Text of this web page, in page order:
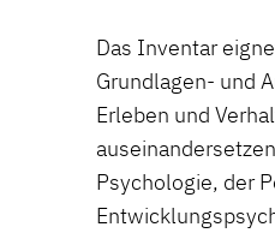
Das Inventar
Grundlagen- und
Erleben und
Psychologie, der